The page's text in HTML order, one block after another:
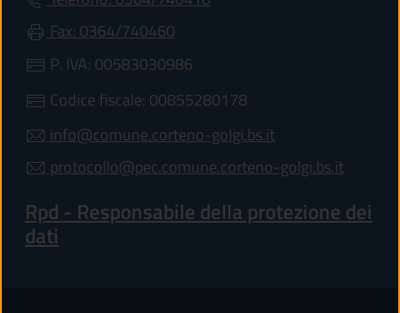
Fax: 0364/740460
P. IVA: 00583030986
Codice fiscale: 00855280178
info@comune.corteno-golgi.bs.it
protocollo@pec.comune.corteno-golgi.bs.it
Rpd - Responsabile della protezione dei
dati